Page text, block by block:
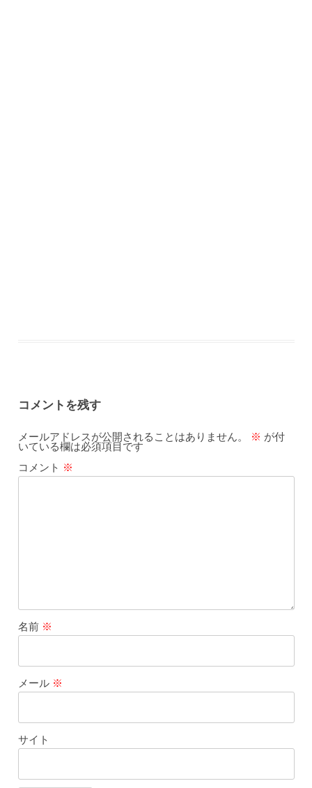
コメントを残す
メールアドレスが公開されることはありません。 ※ が付
いている欄は必須項目です
コメント ※
名前 ※
メール ※
サイト